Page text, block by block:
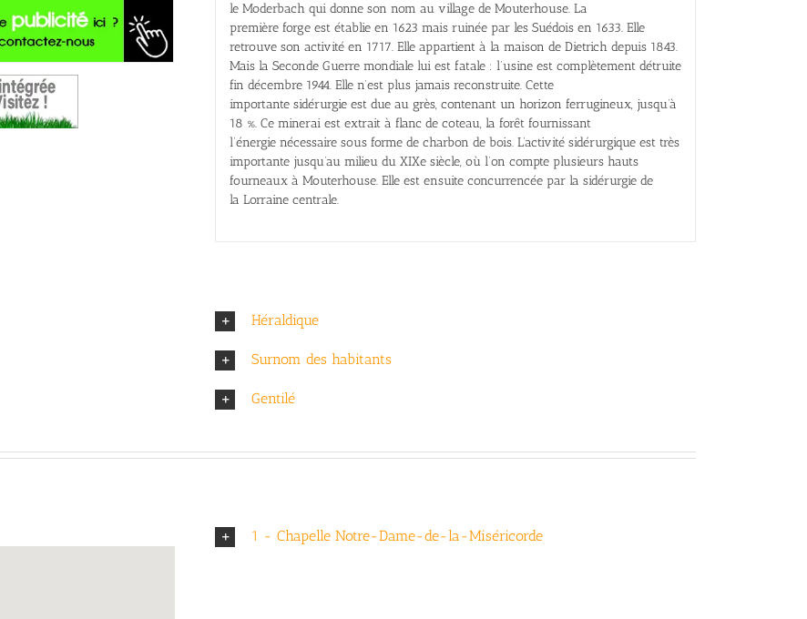
le Moderbach qui donne son nom au village de Mouterhouse. La
première forge est établie en 1623 mais ruinée par les Suédois en 1633. Elle
retrouve son activité en 1717. Elle appartient à la maison de Dietrich depuis 1843.
Mais la Seconde Guerre mondiale lui est fatale : l’usine est complètement détruite
fin décembre 1944. Elle n’est plus jamais reconstruite. Cette
importante sidérurgie est due au grès, contenant un horizon ferrugineux, jusqu’à
18 %. Ce minerai est extrait à flanc de coteau, la forêt fournissant
l’énergie nécessaire sous forme de charbon de bois. L’activité sidérurgique est très
importante jusqu’au milieu du XIXe siècle, où l’on compte plusieurs hauts
fourneaux à Mouterhouse. Elle est ensuite concurrencée par la sidérurgie de
la Lorraine centrale.
Héraldique
Surnom des habitants
Gentilé
1 - Chapelle Notre-Dame-de-la-Miséricorde